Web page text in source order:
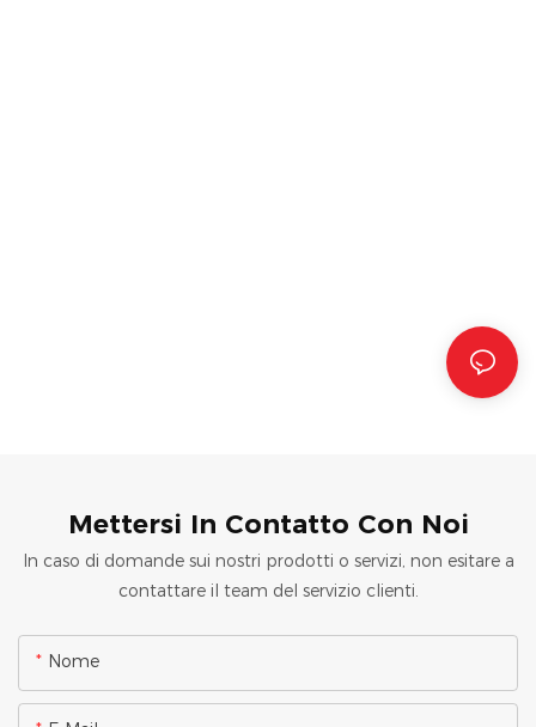
Mettersi In Contatto Con Noi
In caso di domande sui nostri prodotti o servizi, non esitare a
contattare il team del servizio clienti.
Nome